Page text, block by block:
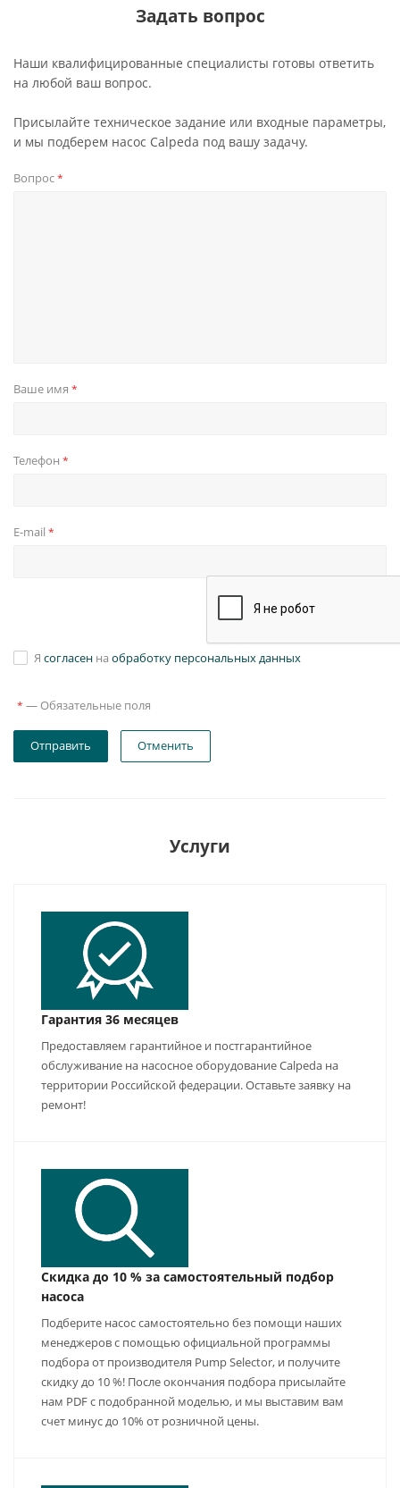
Задать вопрос
Наши квалифицированные специалисты готовы ответить
на любой ваш вопрос.
Присылайте техническое задание или входные параметры,
и мы подберем насос Calpeda под вашу задачу.
Вопрос*
Ваше имя *
Телефон *
E-mail *
Я согласен на обработку персональных данных
* — Обязательные поля
Отправить Отменить
Услуги
Гарантия 36 месяцев
Предоставляем гарантийное и постгарантийное
обслуживание на насосное оборудование Calpeda на
территории Российской федерации. Оставьте заявку на
ремонт!
Скидка до 10 % за самостоятельный подбор
насоса
Подберите насос самостоятельно без помощи наших
менеджеров с помощью официальной программы
подбора от производителя Pump Selector, и получите
скидку до 10 %! После окончания подбора присылайте
нам PDF с подобранной моделью, и мы выставим вам
счет минус до 10% от розничной цены.